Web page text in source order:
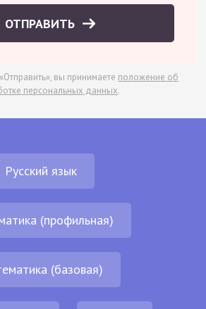
ОТПРАВИТЬ
вы принимаете положение об
персональных данных.
Русский язык
(профильная)
(базовая)